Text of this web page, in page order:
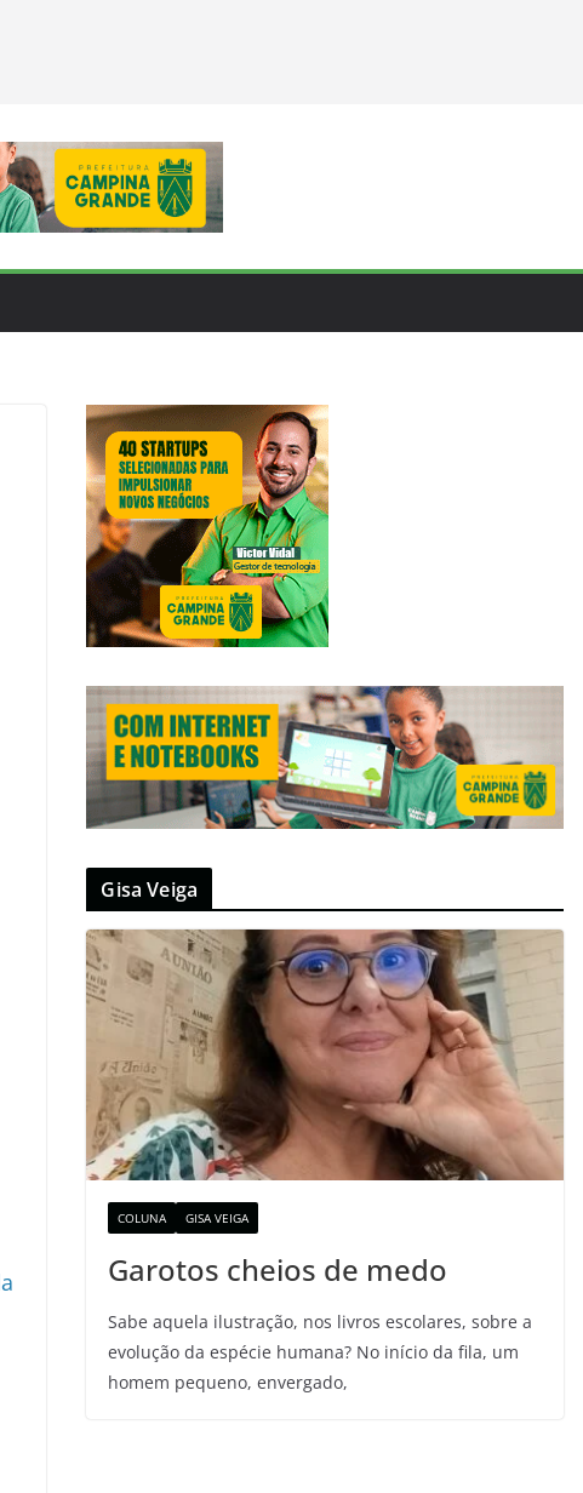
Gisa Veiga
COLUNA GISA VEIGA
Garotos cheios de medo
Sabe aquela ilustração, nos livros escolares, sobre a
evolução da espécie humana? No início da fila, um
homem pequeno, envergado,